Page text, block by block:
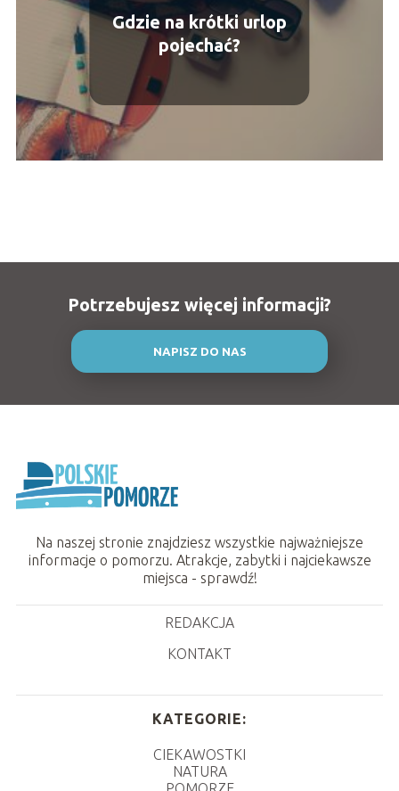
Gdzie na krótki urlop
pojechać?
Potrzebujesz więcej informacji?
NAPISZ DO NAS
Na naszej stronie znajdziesz wszystkie najważniejsze
informacje o pomorzu. Atrakcje, zabytki i najciekawsze
miejsca - sprawdź!
REDAKCJA
KONTAKT
KATEGORIE:
CIEKAWOSTKI
NATURA